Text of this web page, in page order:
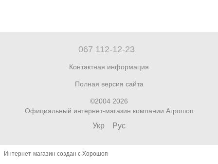
067 112-12-23
Контактная информация
Полная версия сайта
©2004 2026
Официальный интернет-магазин компании Агрошоп
Укр Рус
Интернет-магазин создан с Хорошоп